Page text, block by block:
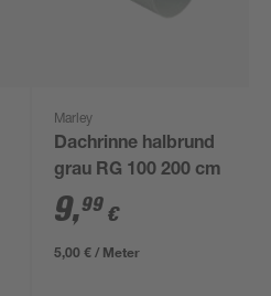
Marley
Dachrinne halbrund
grau RG 100 200 cm
9,99 €
5,00 € / Meter